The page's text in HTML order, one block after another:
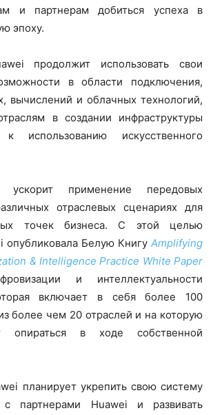
и партнерам добиться успеха в
эпоху.
продолжит использовать свои
в области подключения,
вычислений и облачных технологий,
в создании инфраструктуры
использованию искусственного
применение передовых
отраслевых сценариях для
точек бизнеса. С этой целью
опубликовала Белую Книгу Amplifying
&Intelligence Practice White Paper
и интеллектуальности
включает в себя более 100
более чем 20 отраслей и на которую
опираться в ходе собственной
планирует укрепить свою систему
с партнерами Huawei и развивать